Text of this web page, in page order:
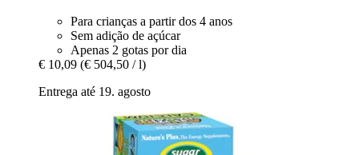
Para crianças a partir dos 4 anos
Sem adição de açúcar
Apenas 2 gotas por dia
€ 10,09 (€ 504,50 / l)
Entrega até 19. agosto